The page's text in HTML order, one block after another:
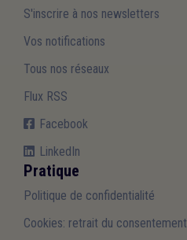
S'inscrire à nos newsletters
Vos notifications
Tous nos réseaux
Flux RSS
Facebook
LinkedIn
Pratique
Politique de confidentialité
Cookies: retrait du consentement